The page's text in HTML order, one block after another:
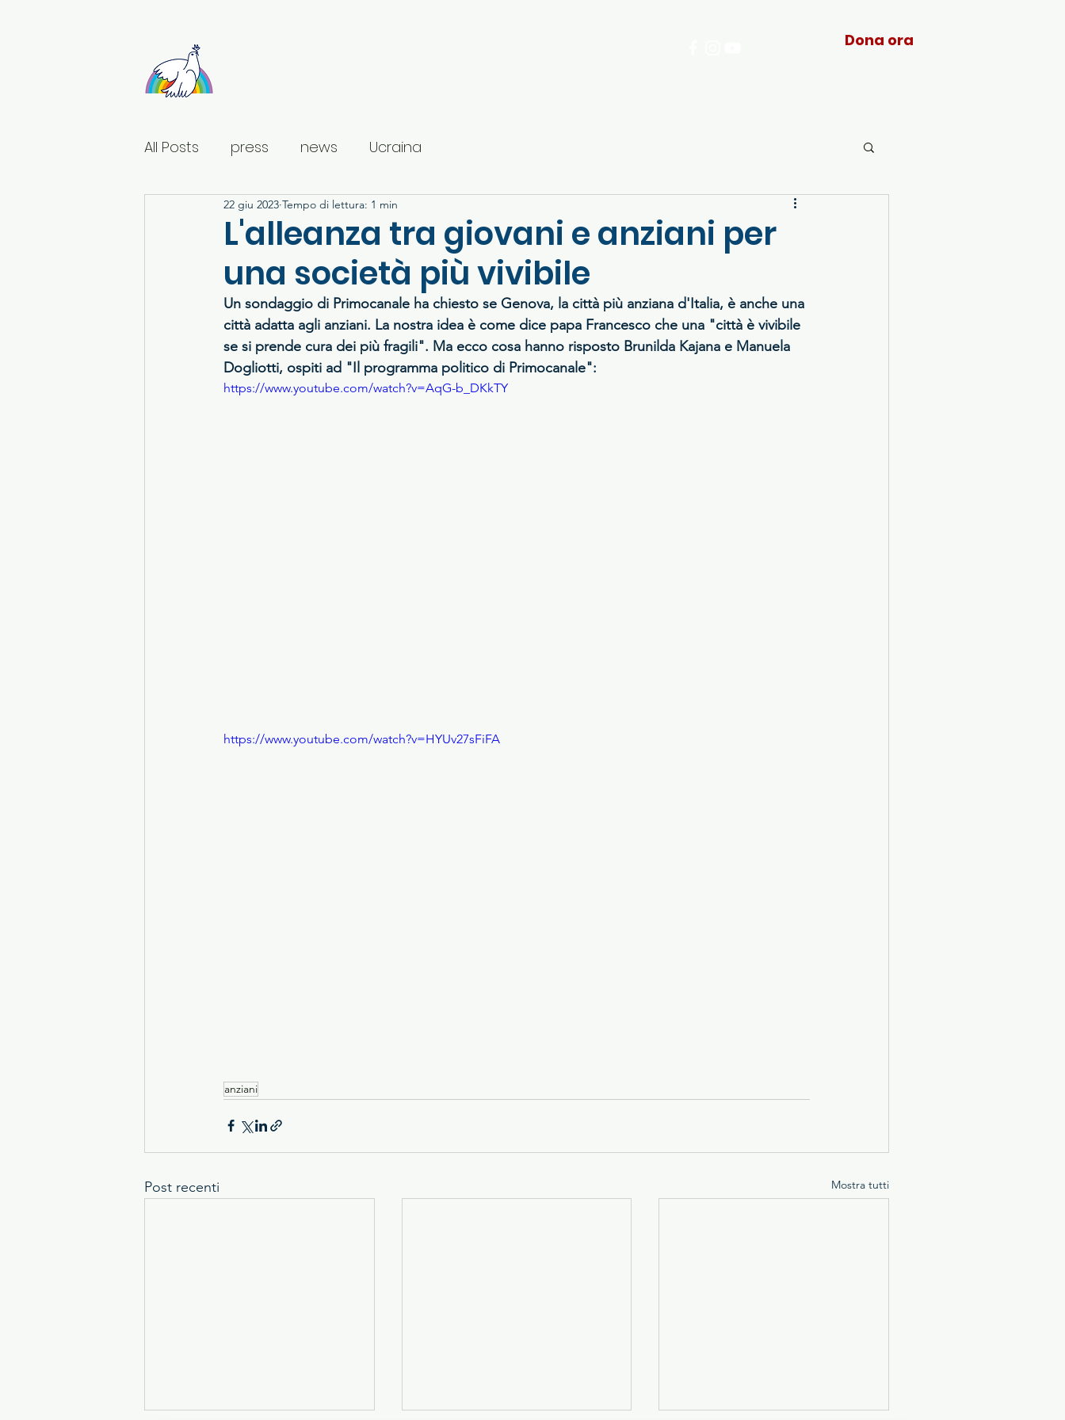
Dona ora
All Posts press news Ucraina
L'alleanza tra giovani e anziani per
una società più vivibile
22 giu 2023 Tempo di lettura: 1 min
Un sondaggio di Primocanale ha chiesto se Genova, la città più anziana d'Italia, è anche una
città adatta agli anziani. La nostra idea è come dice papa Francesco che una "città è vivibile
se si prende cura dei più fragili". Ma ecco cosa hanno risposto Brunilda Kajana e Manuela
Dogliotti, ospiti ad "Il programma politico di Primocanale":
https://www.youtube.com/watch?v=AqG-b_DKkTY
https://www.youtube.com/watch?v=HYUv27sFiFA
anziani
Post recenti Mostra tutti